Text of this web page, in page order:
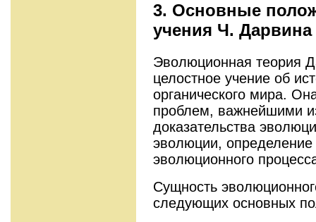
3. Основные
учения Ч. Дарвина
Эволюционная теория
целостное учение об
органического мира.
проблем, важнейшими
доказательства
эволюции, определение
эволюционного
Сущность
следующих основных